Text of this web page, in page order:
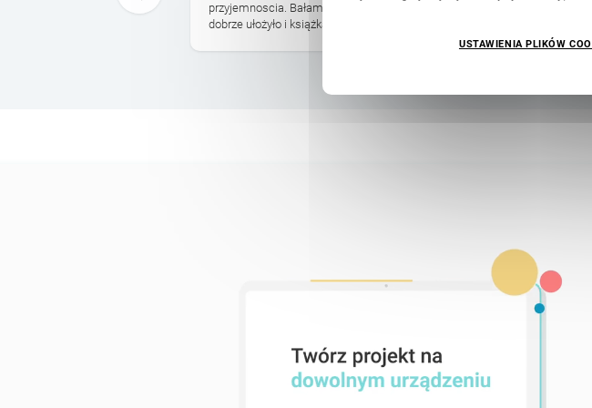
przyjemnoscia. Bałam sie, ze nie dojdzie na czas, ale wszystko sie
dobrze ułożyło i książka dotarła. Polecam Printu. Super szablony ...
USTAWIENIA PLIKÓW